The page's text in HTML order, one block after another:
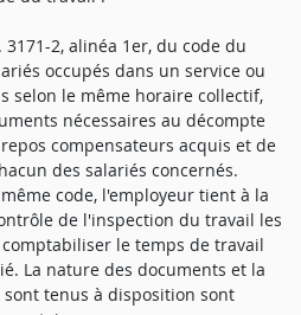
2, alinéa 1er, du code du
occupés dans un service ou
selon le même horaire collectif,
nécessaires au décompte
compensateurs acquis et de
des salariés concernés.
code, l'employeur tient à la
de l'inspection du travail les
le temps de travail
La nature des documents et la
tenus à disposition sont